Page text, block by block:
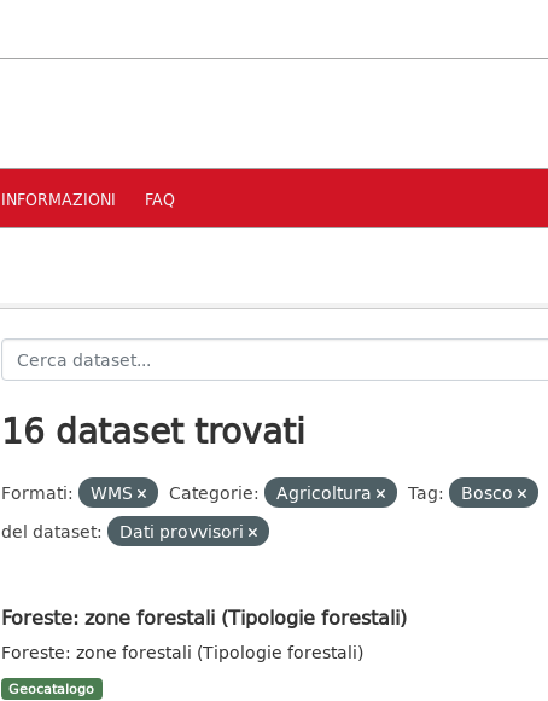
INFORMAZIONI FAQ
16 dataset trovati
Formati: WMS Categorie: Agricoltura Tag: Bosco
del dataset:
Dati provvisori
Foreste: zone forestali (Tipologie forestali)
Foreste: zone forestali (Tipologie forestali)
Geocatalogo